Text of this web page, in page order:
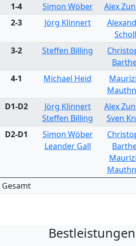
1-4 Simon Wöber Alex
2-3
Jörg Klinnert
Scholl
3-2 Steffen Billing
4-1 Michael Heid
D1-D2
Jörg Klinnert
Steffen Billing
Alex
Sven
D2-D1
Simon Wöber
Leander Gall
Gesamt